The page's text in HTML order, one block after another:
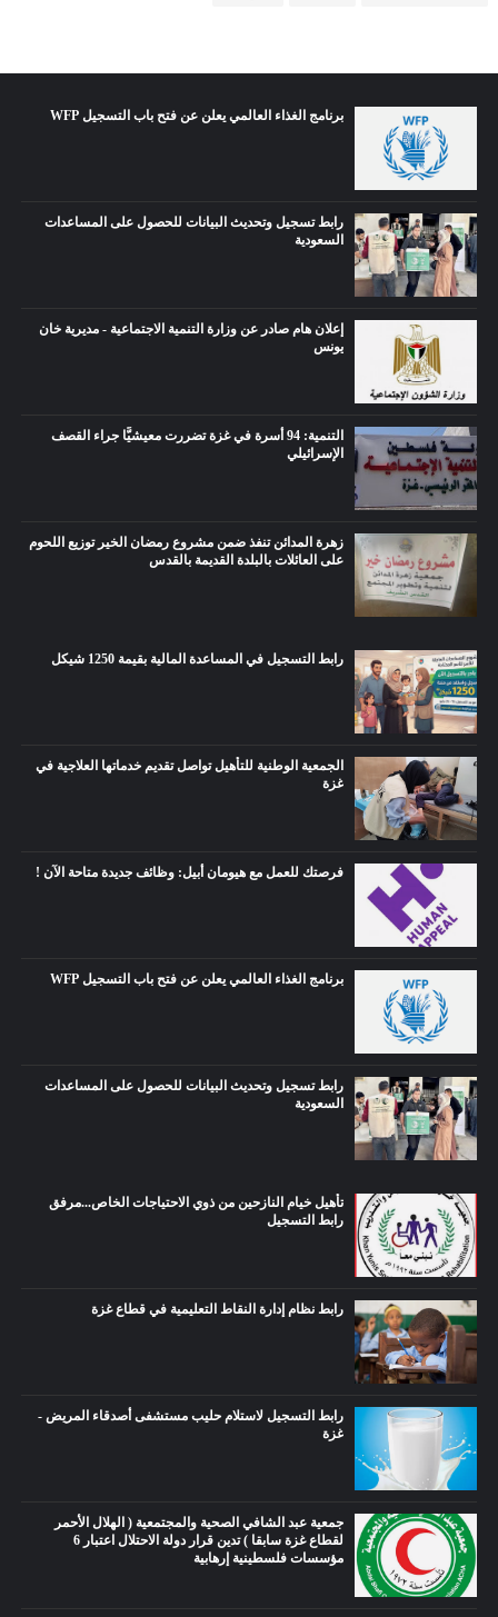
برنامج الغذاء العالمي يعلن عن فتح باب التسجيل WFP
رابط تسجيل وتحديث البيانات للحصول على المساعدات
السعودية
إعلان هام صادر عن وزارة التنمية الاجتماعية - مديرية خان
يونس
التنمية: 94 أسرة في غزة تضررت معيشيًّا جراء القصف
الإسرائيلي
زهرة المدائن تنفذ ضمن مشروع رمضان الخير توزيع اللحوم
على العائلات بالبلدة القديمة بالقدس
رابط التسجيل في المساعدة المالية بقيمة 1250 شيكل
الجمعية الوطنية للتأهيل تواصل تقديم خدماتها العلاجية في
غزة
فرصتك للعمل مع هيومان أبيل: وظائف جديدة متاحة الآن !
برنامج الغذاء العالمي يعلن عن فتح باب التسجيل WFP
رابط تسجيل وتحديث البيانات للحصول على المساعدات
السعودية
تأهيل خيام النازحين من ذوي الاحتياجات الخاص...مرفق
رابط التسجيل
رابط نظام إدارة النقاط التعليمية في قطاع غزة
رابط التسجيل لاستلام حليب مستشفى أصدقاء المريض -
غزة
جمعية عبد الشافي الصحية والمجتمعية ( الهلال الأحمر
لقطاع غزة سابقا ) تدين قرار دولة الاحتلال اعتبار 6
مؤسسات فلسطينية إرهابية